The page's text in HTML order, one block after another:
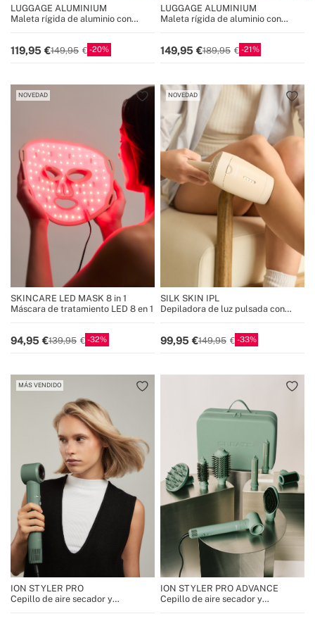
LUGGAGE ALUMINIUM
Maleta rígida de aluminio con
119,95 149,95 20
LUGGAGE ALUMINIUM
Maleta rígida de aluminio con
149,95 189,95 21
NOVEDAD
SKINCARE LED MASK 8 in 1
Máscara de tratamiento LED 8 en 1
94,95 139,95 32
NOVEDAD
SILK SKIN IPL
Depiladora de luz pulsada con
99,95 149,95 33
MÁS VENDIDO
ION STYLER PRO
Cepillo de aire secador y
ION STYLER PRO ADVANCE
Cepillo de aire secador y